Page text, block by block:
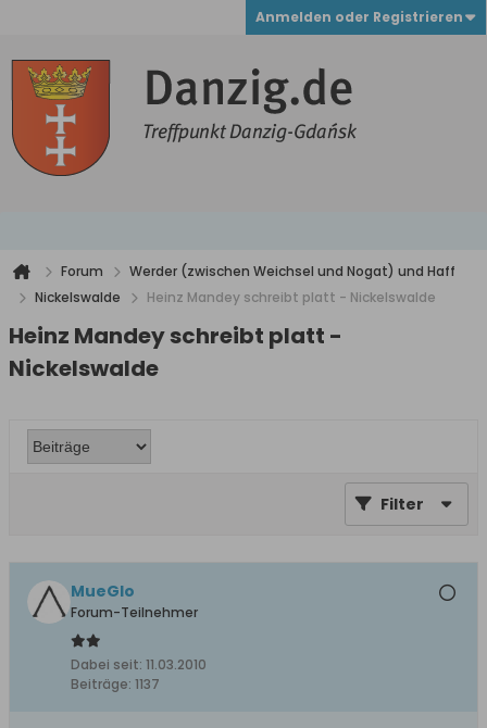
Anmelden oder Registrieren
Forum
Werder (zwischen Weichsel und Nogat) und Haff
Nickelswalde
Heinz Mandey schreibt platt - Nickelswalde
Heinz Mandey schreibt platt -
Nickelswalde
Filter
MueGlo
Forum-Teilnehmer
Dabei seit: 11.03.2010
Beiträge: 1137